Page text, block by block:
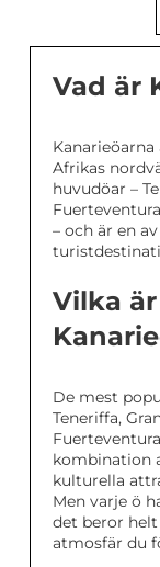
Vad är
Afrikas
huvudöar –
– och är en
Vilka
De mest
Teneriffa,
kombination
kulturella
Men varje ö
det beror
atmosfär du